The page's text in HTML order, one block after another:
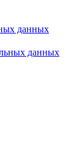
данных
данных